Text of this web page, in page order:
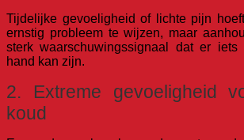
Tijdelijke gevoeligheid of lichte pijn
ernstig probleem te wijzen, maar
sterk waarschuwingssignaal dat er
hand kan zijn.
2. Extreme gevoeligheid
koud